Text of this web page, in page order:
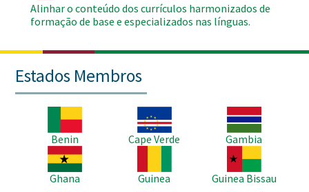
Alinhar o conteúdo dos currículos harmonizados de
formação de base e especializados nas línguas.
Estados Membros
Benin
Imagem
Cape Verde
Imagem
Gambia
Imagem
Ghana
Guinea
Imagem
Guinea Bissau